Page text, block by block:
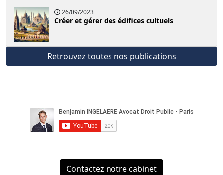
26/09/2023
Créer et gérer des édifices cultuels
Retrouvez toutes nos publications
Contactez notre cabinet